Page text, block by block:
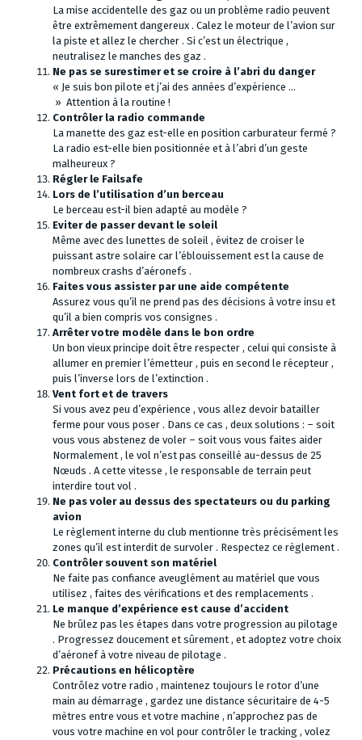
La mise accidentelle des gaz ou un problème radio peuvent
être extrêmement dangereux . Calez le moteur de l’avion sur
la piste et allez le chercher . Si c’est un électrique ,
neutralisez le manches des gaz .
Ne pas se surestimer et se croire à l’abri du danger
« Je suis bon pilote et j’ai des années d’expérience …
» Attention à la routine !
Contrôler la radio commande
La manette des gaz est-elle en position carburateur fermé ?
La radio est-elle bien positionnée et à l’abri d’un geste
malheureux ?
Régler le Failsafe
Lors de l’utilisation d’un berceau
Le berceau est-il bien adapté au modèle ?
Eviter de passer devant le soleil
Même avec des lunettes de soleil , évitez de croiser le
puissant astre solaire car l’éblouissement est la cause de
nombreux crashs d’aéronefs .
Faites vous assister par une aide compétente
Assurez vous qu’il ne prend pas des décisions à votre insu et
qu’il a bien compris vos consignes .
Arrêter votre modèle dans le bon ordre
Un bon vieux principe doit être respecter , celui qui consiste à
allumer en premier l’émetteur , puis en second le récepteur ,
puis l’inverse lors de l’extinction .
Vent fort et de travers
Si vous avez peu d’expérience , vous allez devoir batailler
ferme pour vous poser . Dans ce cas , deux solutions : – soit
vous vous abstenez de voler – soit vous vous faites aider
Normalement , le vol n’est pas conseillé au-dessus de 25
Nœuds . A cette vitesse , le responsable de terrain peut
interdire tout vol .
Ne pas voler au dessus des spectateurs ou du parking
avion
Le règlement interne du club mentionne très précisément les
zones qu’il est interdit de survoler . Respectez ce règlement .
Contrôler souvent son matériel
Ne faite pas confiance aveuglément au matériel que vous
utilisez , faites des vérifications et des remplacements .
Le manque d’expérience est cause d’accident
Ne brûlez pas les étapes dans votre progression au pilotage
. Progressez doucement et sûrement , et adoptez votre choix
d’aéronef à votre niveau de pilotage .
Précautions en hélicoptère
Contrôlez votre radio , maintenez toujours le rotor d’une
main au démarrage , gardez une distance sécuritaire de 4-5
mètres entre vous et votre machine , n’approchez pas de
vous votre machine en vol pour contrôler le tracking , volez